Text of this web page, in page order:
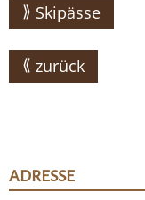
Skipässe
zurück
ADRESSE